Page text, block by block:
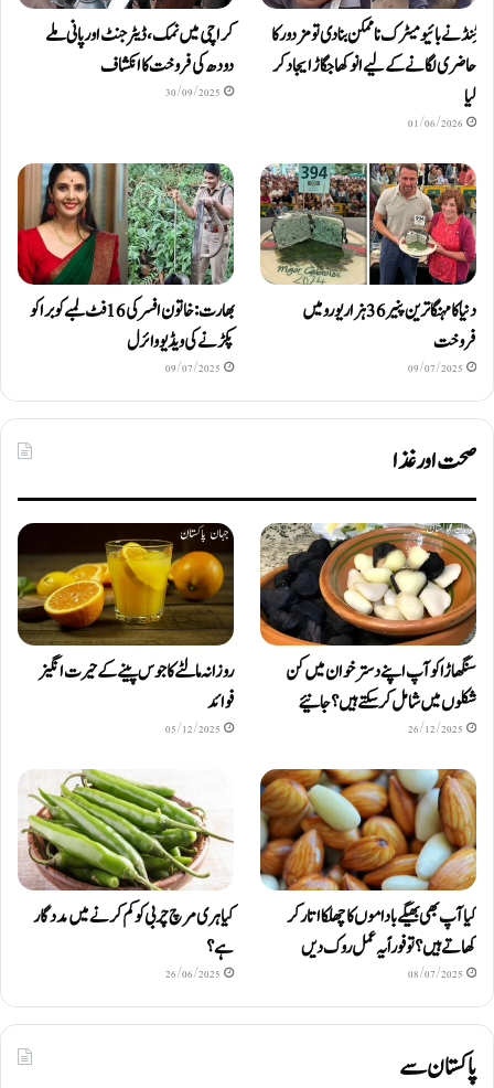
ٹِنڈ نے بائیومیٹرک ناممکن بنا دی تو مزدور کا
حاضری لگانے کے لیے انوکھا جگاڑ ایجاد کر
لیا
01/06/2026
کراچی میں نمک، ڈیٹرجنٹ اور پانی ملے
دودھ کی فروخت کا انکشاف
30/09/2025
دنیا کا مہنگا ترین پنیر 36 ہزار یورو میں
فروخت
09/07/2025
بھارت: خاتون افسر کی 16 فٹ لمبے کوبرا کو
پکڑنے کی ویڈیو وائرل
09/07/2025
صحت اور غذا
سنگھاڑا کو آپ اپنے دستر خوان میں کن
شکلوں میں شامل کرسکتے ہیں ؟ جانیئے
26/12/2025
روزانہ مالٹے کا جوس پینے کے حیرت انگیز
فوائد
05/12/2025
کیا آپ بھی بھیگے باداموں کا چھلکا اتار کر
کھاتے ہیں؟ تو فوراً یہ عمل روک دیں
08/07/2025
کیا ہری مرچ چربی کو کم کرنے میں مددگار
ہے؟
26/06/2025
پاکستان سے